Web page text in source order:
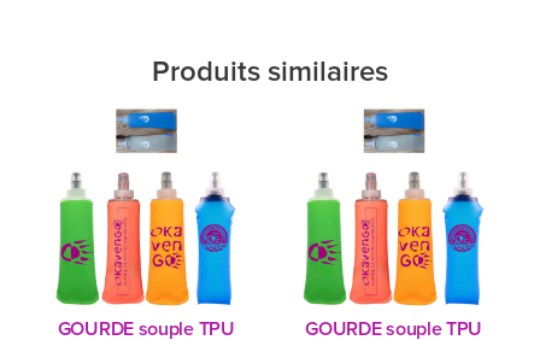
Produits similaires
GOURDE souple TPU
GOURDE souple TPU